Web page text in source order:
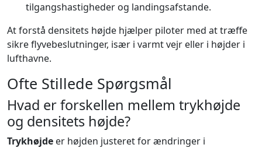
tilgangshastigheder og landingsafstande.
At forstå densitets højde hjælper piloter med at træffe
sikre flyvebeslutninger, især i varmt vejr eller i højder i
lufthavne.
Ofte Stillede Spørgsmål
Hvad er forskellen mellem trykhøjde
og densitets højde?
Trykhøjde er højden justeret for ændringer i